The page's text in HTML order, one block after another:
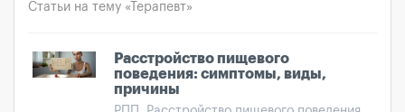
Статьи на тему «Терапевт»
Расстройство пищевого
поведения: симптомы, виды,
причины